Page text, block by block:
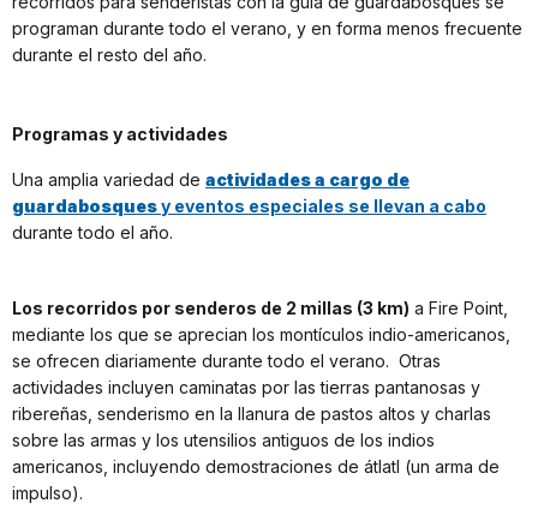
programan durante todo el verano, y en forma menos frecuente
durante el resto del año.
Programas y actividades
Una amplia variedad de actividades a cargo de
guardabosquesy eventos especiales se llevan a cabo
durante todo el año.
Los recorridos por senderos de 2 millas (3 km) a Fire Point,
mediante los que se aprecian los montículos indio-americanos,
se ofrecen diariamente durante todo el verano. Otras
actividades incluyen caminatas por las tierras pantanosas y
ribereñas, senderismo en la llanura de pastos altos y charlas
sobre las armas y los utensilios antiguos de los indios
americanos, incluyendo demostraciones de átlatl (un arma de
impulso).